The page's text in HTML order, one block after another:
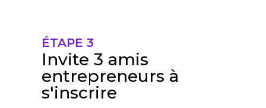
ÉTAPE 3
Invite 3 amis
entrepreneurs à
s'inscrire